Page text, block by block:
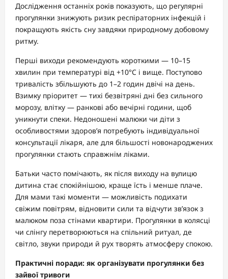
Дослідження останніх років показують, що регулярні
прогулянки знижують ризик респіраторних інфекцій і
покращують якість сну завдяки природному добовому
ритму.
Перші виходи рекомендують короткими — 10–15
хвилин при температурі від +10°C і вище. Поступово
тривалість збільшують до 1–2 годин двічі на день.
Взимку пріоритет — тихі безвітряні дні без сильного
морозу, влітку — ранкові або вечірні години, щоб
уникнути спеки. Недоношені малюки чи діти з
особливостями здоров’я потребують індивідуальної
консультації лікаря, але для більшості новонароджених
прогулянки стають справжнім ліками.
Батьки часто помічають, як після виходу на вулицю
дитина стає спокійнішою, краще їсть і менше плаче.
Для мами такі моменти — можливість подихати
свіжим повітрям, відновити сили та відчути зв’язок з
малюком поза стінами квартири. Прогулянки в колясці
чи слінгу перетворюються на спільний ритуал, де
світло, звуки природи й рух творять атмосферу спокою.
Практичні поради: як організувати прогулянки без
зайвої тривоги